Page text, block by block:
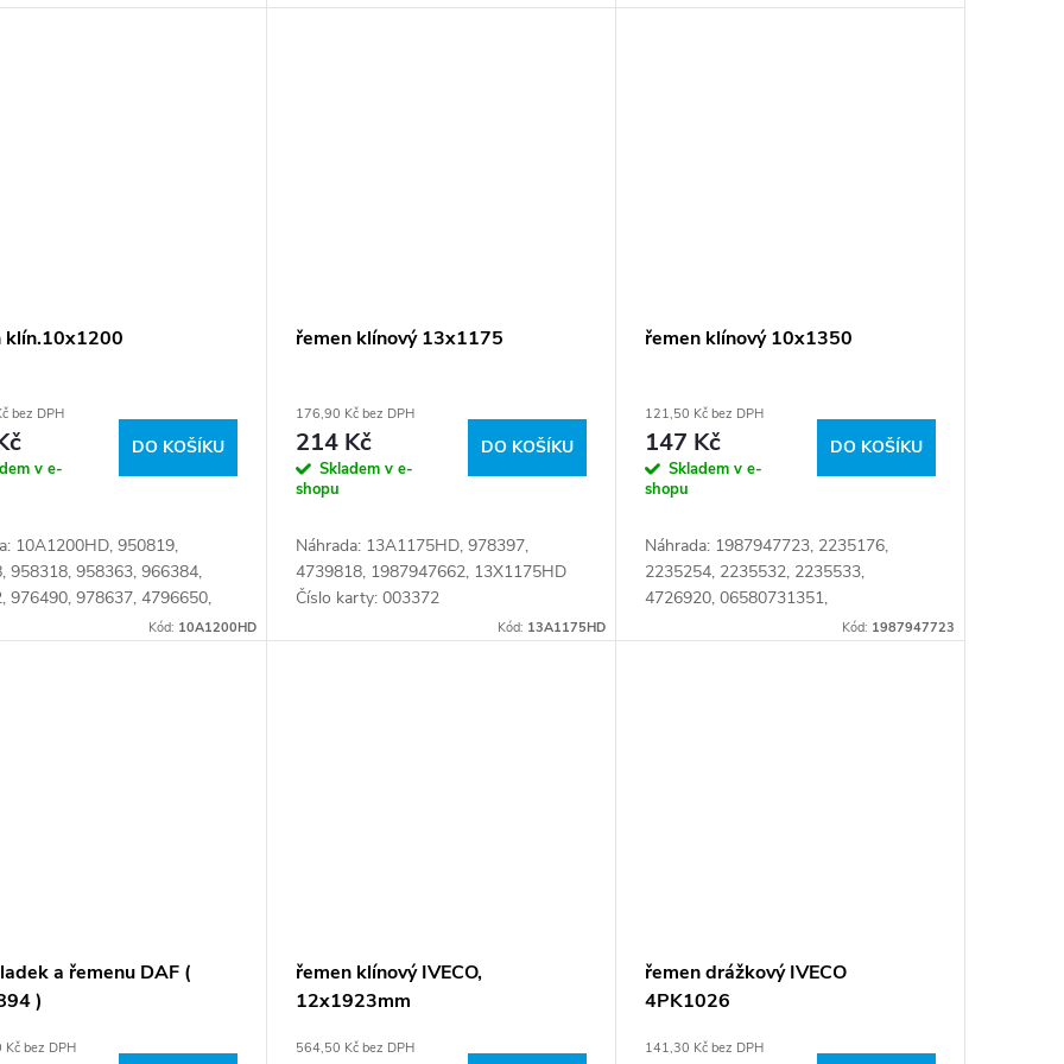
klín.10x1200
bez DPH
v e-
DO KOŠÍKU
10A1200HD, 950819,
958318, 958363, 966384,
976490, 978637, 4796650,
A0039972692,Kód: 10A1200HD
řemen klínový 13x1175
176,90 Kč bez DPH
214 Kč
Skladem v e-
shopu
DO KOŠÍKU
Náhrada: 13A1175HD, 978397,
4739818, 1987947662, 13X1175HD
Číslo karty: 003372
Kód: 13A1175HD
řemen klínový 10x1350
121,50 Kč bez DPH
147 Kč
Skladem v e-
shopu
DO KOŠÍKU
Náhrada: 1987947723, 2235176,
2235254, 2235532, 2235533,
4726920, 06580731351,
06580731352, 10A1350HD,Kód: 1987947723
a řemenu DAF (
)
bez DPH
řemen klínový IVECO,
12x1923mm
564,50 Kč bez DPH
řemen drážkový IVECO
4PK1026
141,30 Kč bez DPH